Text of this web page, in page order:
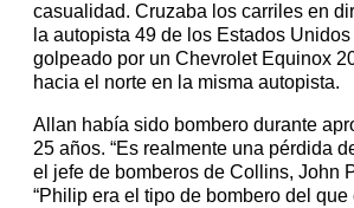
casualidad. Cruzaba los carriles en
la autopista 49 de los Estados
golpeado por un Chevrolet Equinox
hacia el norte en la misma autopista.
Allan había sido bombero durante
25 años. “Es realmente una pérdida
el jefe de bomberos de Collins, John
“Philip era el tipo de bombero del que